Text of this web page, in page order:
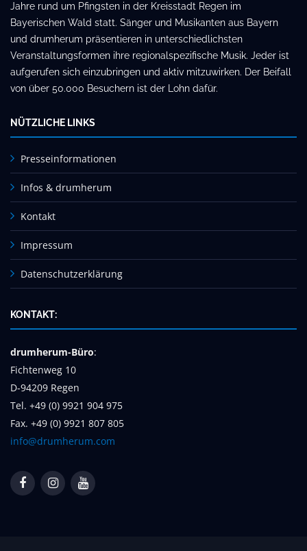
Jahre rund um Pfingsten in der Kreisstadt Regen im
Bayerischen Wald statt. Sänger und Musikanten aus Bayern
und drumherum präsentieren in unterschiedlichsten
Veranstaltungsformen ihre regionalspezifische Musik. Jeder ist
aufgerufen sich einzubringen und aktiv mitzuwirken. Der Beifall
von über 50.000 Besuchern ist der Lohn dafür.
NÜTZLICHE LINKS
Presseinformationen
Infos & drumherum
Kontakt
Impressum
Datenschutzerklärung
KONTAKT:
drumherum-Büro:
Fichtenweg 10
D-94209 Regen
Tel. +49 (0) 9921 904 975
Fax. +49 (0) 9921 807 805
info@drumherum.com